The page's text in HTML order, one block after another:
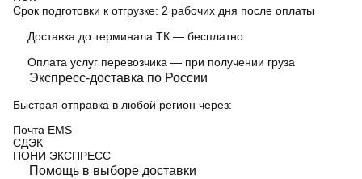
Срок подготовки к отгрузке: 2 рабочих дня после оплаты
Доставка до терминала ТК — бесплатно
Оплата услуг перевозчика — при получении груза
Экспресс-доставка по России
Быстрая отправка в любой регион через:
Почта EMS
СДЭК
ПOНИ ЭКСПРЕСС
Помощь в выборе доставки